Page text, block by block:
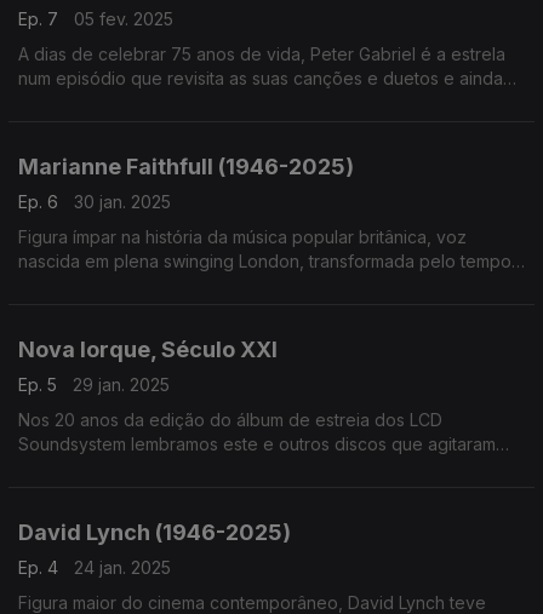
Ep. 7
05 fev. 2025
A dias de celebrar 75 anos de vida, Peter Gabriel é a estrela
num episódio que revisita as suas canções e duetos e ainda
Marianne Faithfull (1946-2025)
Ep. 6
30 jan. 2025
Figura ímpar na história da música popular britânica, voz
nascida em plena swinging London, transformada pelo tempo
Nova Iorque, Século XXI
Ep. 5
29 jan. 2025
Nos 20 anos da edição do álbum de estreia dos LCD
Soundsystem lembramos este e outros discos que agitaram
David Lynch (1946-2025)
Ep. 4
24 jan. 2025
Figura maior do cinema contemporâneo, David Lynch teve